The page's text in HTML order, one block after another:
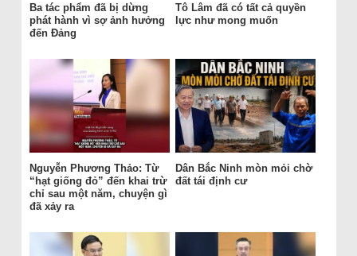
Ba tác phẩm đã bị dừng
phát hành vì sợ ảnh hưởng
đến Đảng
Tô Lâm đã có tất cả quyền
lực như mong muốn
Nguyễn Phương Thảo: Từ
“hạt giống đỏ” đến khai trừ
chỉ sau một năm, chuyện gì
đã xảy ra
Dân Bắc Ninh mòn mỏi chờ
đất tái định cư